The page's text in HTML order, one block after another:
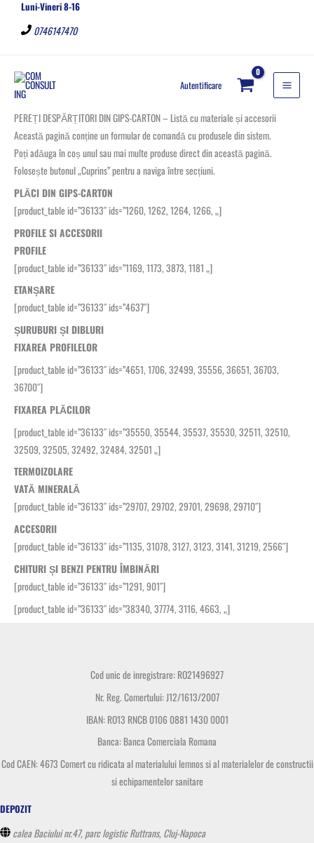
Luni-Vineri 8-16
0746147470
Autentificare
PEREȚI DESPĂRȚITORI DIN GIPS-CARTON – Listă cu materiale și accesorii
Această pagină conține un formular de comandă cu produsele din sistem.
Poți adăuga în coș unul sau mai multe produse direct din această pagină.
Folosește butonul „Cuprins” pentru a naviga între secțiuni.
PLĂCI DIN GIPS-CARTON
[product_table id=”36133″ ids=”1260, 1262, 1264, 1266, „]
PROFILE SI ACCESORII
PROFILE
[product_table id=”36133″ ids=”1169, 1173, 3873, 1181 „]
ETANȘARE
[product_table id=”36133″ ids=”4637″]
ȘURUBURI ȘI DIBLURI
FIXAREA PROFILELOR
[product_table id=”36133″ ids=”4651, 1706, 32499, 35556, 36651, 36703,
36700″]
FIXAREA PLĂCILOR
[product_table id=”36133″ ids=”35550, 35544, 35537, 35530, 32511, 32510,
32509, 32505, 32492, 32484, 32501 „]
TERMOIZOLARE
VATĂ MINERALĂ
[product_table id=”36133″ ids=”29707, 29702, 29701, 29698, 29710″]
ACCESORII
[product_table id=”36133″ ids=”1135, 31078, 3127, 3123, 3141, 31219, 2566″]
CHITURI ȘI BENZI PENTRU ÎMBINĂRI
[product_table id=”36133″ ids=”1291, 901″]
[product_table id=”36133″ ids=”38340, 37774, 3116, 4663, „]
Cod unic de inregistrare: RO21496927
Nr. Reg. Comertului: J12/1613/2007
IBAN: RO13 RNCB 0106 0881 1430 0001
Banca: Banca Comerciala Romana
Cod CAEN: 4673 Comert cu ridicata al materialului lemnos si al materialelor de constructii
si echipamentelor sanitare
DEPOZIT
calea Baciului nr.47, parc logistic Ruttrans, Cluj-Napoca